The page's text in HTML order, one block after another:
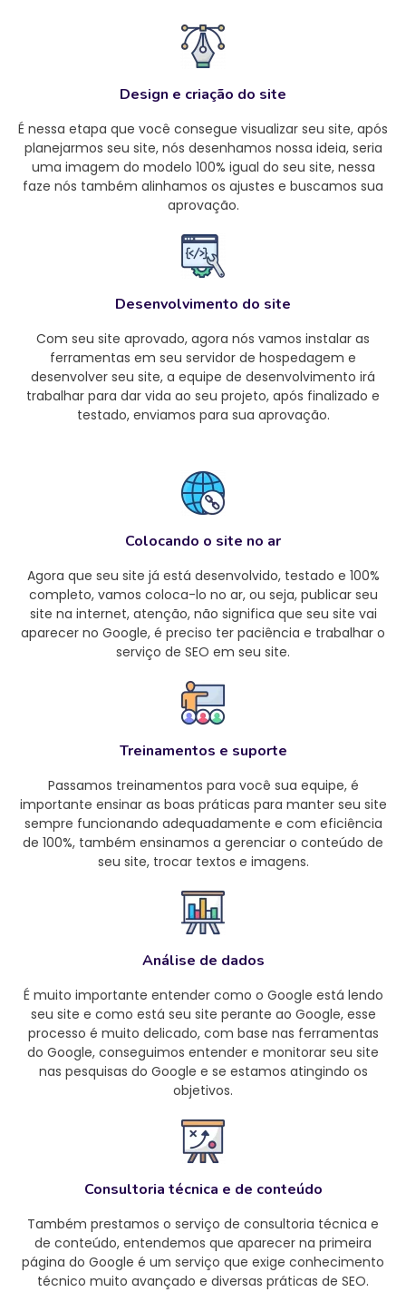
Design e criação do site
É nessa etapa que você consegue visualizar seu site, após
planejarmos seu site, nós desenhamos nossa ideia, seria
uma imagem do modelo 100% igual do seu site, nessa
faze nós também alinhamos os ajustes e buscamos sua
aprovação.
Desenvolvimento do site
Com seu site aprovado, agora nós vamos instalar as
ferramentas em seu servidor de hospedagem e
desenvolver seu site, a equipe de desenvolvimento irá
trabalhar para dar vida ao seu projeto, após finalizado e
testado, enviamos para sua aprovação.
Colocando o site no ar
Agora que seu site já está desenvolvido, testado e 100%
completo, vamos coloca-lo no ar, ou seja, publicar seu
site na internet, atenção, não significa que seu site vai
aparecer no Google, é preciso ter paciência e trabalhar o
serviço de SEO em seu site.
Treinamentos e suporte
Passamos treinamentos para você sua equipe, é
importante ensinar as boas práticas para manter seu site
sempre funcionando adequadamente e com eficiência
de 100%, também ensinamos a gerenciar o conteúdo de
seu site, trocar textos e imagens.
Análise de dados
É muito importante entender como o Google está lendo
seu site e como está seu site perante ao Google, esse
processo é muito delicado, com base nas ferramentas
do Google, conseguimos entender e monitorar seu site
nas pesquisas do Google e se estamos atingindo os
objetivos.
Consultoria técnica e de conteúdo
Também prestamos o serviço de consultoria técnica e
de conteúdo, entendemos que aparecer na primeira
página do Google é um serviço que exige conhecimento
técnico muito avançado e diversas práticas de SEO.